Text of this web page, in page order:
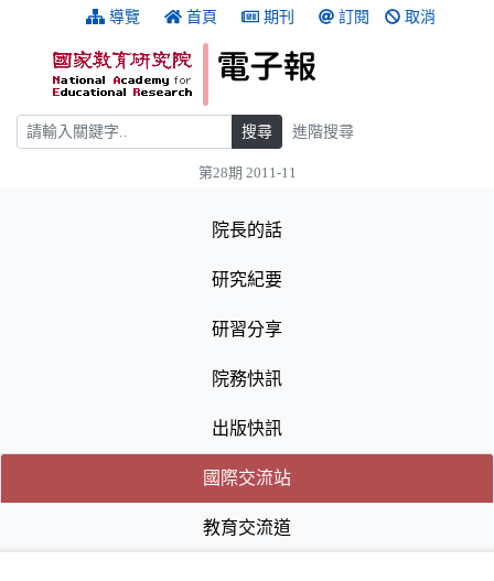
跳到主要內容 導覽 首頁 期刊 訂閱 取消
搜尋 搜尋 進階搜尋
第28期 2011-11
院長的話
研究紀要
研習分享
院務快訊
出版快訊
國際交流站(目前選取的頁籤)
(目前選取的頁籤)
教育交流道